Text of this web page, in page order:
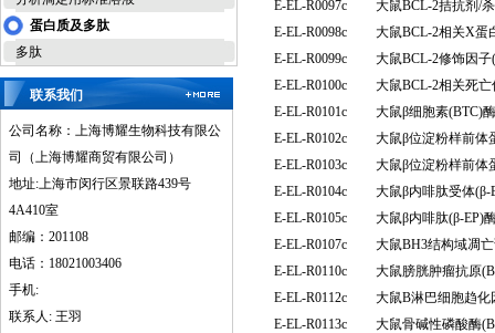
蛋白质及多肽
多肽
联系我们
公司名称：上海博耀生物科技有限公
司（上海博耀商贸有限公司）
地址:上海市闵行区景联路439号
4A410室
邮编：201108
电话：18021003406
手机:
联系人: 王羽
E-EL-R0097c
大鼠BCL-2拮抗剂/
E-EL-R0098c
大鼠BCL-2相关X蛋
E-EL-R0099c
大鼠BCL-2修饰因
E-EL-R0100c
大鼠BCL-2相关死
E-EL-R0101c
大鼠β细胞素(BTC)
E-EL-R0102c
大鼠β位淀粉样前体
E-EL-R0103c
大鼠β位淀粉样前体
E-EL-R0104c
大鼠β内啡肽受体
E-EL-R0105c
大鼠β内啡肽(β-EP)
E-EL-R0107c
大鼠BH3结构域凋
E-EL-R0110c
大鼠膀胱肿瘤抗原
E-EL-R0112c
大鼠B淋巴细胞趋
E-EL-R0113c
大鼠骨碱性磷酸酶